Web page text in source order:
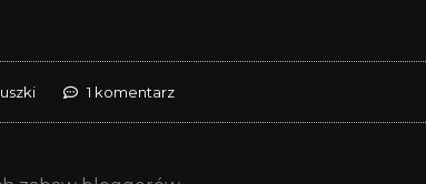
1 komentarz